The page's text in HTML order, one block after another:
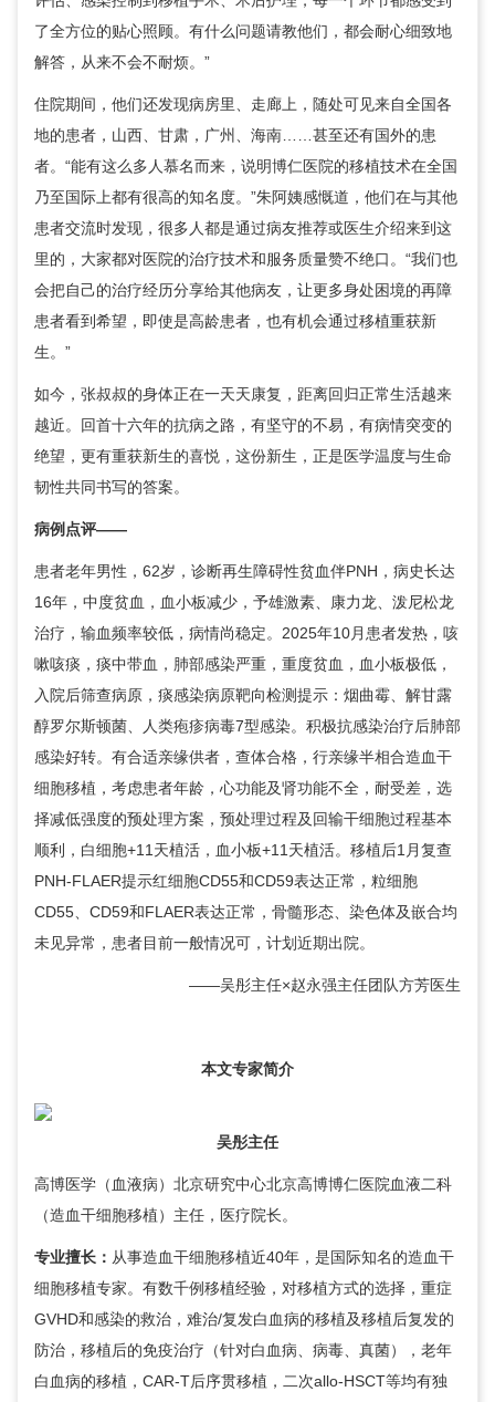
了全方位的贴心照顾。有什么问题请教他们，都会耐心细致地
解答，从来不会不耐烦。”
住院期间，他们还发现病房里、走廊上，随处可见来自全国各
地的患者，山西、甘肃，广州、海南……甚至还有国外的患
者。“能有这么多人慕名而来，说明博仁医院的移植技术在全国
乃至国际上都有很高的知名度。”朱阿姨感慨道，他们在与其他
患者交流时发现，很多人都是通过病友推荐或医生介绍来到这
里的，大家都对医院的治疗技术和服务质量赞不绝口。“我们也
会把自己的治疗经历分享给其他病友，让更多身处困境的再障
患者看到希望，即使是高龄患者，也有机会通过移植重获新
生。”
如今，张叔叔的身体正在一天天康复，距离回归正常生活越来
越近。回首十六年的抗病之路，有坚守的不易，有病情突变的
绝望，更有重获新生的喜悦，这份新生，正是医学温度与生命
韧性共同书写的答案。
病例点评——
患者老年男性，62岁，诊断再生障碍性贫血伴PNH，病史长达
16年，中度贫血，血小板减少，予雄激素、康力龙、泼尼松龙
治疗，输血频率较低，病情尚稳定。2025年10月患者发热，咳
嗽咳痰，痰中带血，肺部感染严重，重度贫血，血小板极低，
入院后筛查病原，痰感染病原靶向检测提示：烟曲霉、解甘露
醇罗尔斯顿菌、人类疱疹病毒7型感染。积极抗感染治疗后肺部
感染好转。有合适亲缘供者，查体合格，行亲缘半相合造血干
细胞移植，考虑患者年龄，心功能及肾功能不全，耐受差，选
择减低强度的预处理方案，预处理过程及回输干细胞过程基本
顺利，白细胞+11天植活，血小板+11天植活。移植后1月复查
PNH-FLAER提示红细胞CD55和CD59表达正常，粒细胞
CD55、CD59和FLAER表达正常，骨髓形态、染色体及嵌合均
未见异常，患者目前一般情况可，计划近期出院。
——吴彤主任×赵永强主任团队方芳医生
本文专家简介
吴彤主任
高博医学（血液病）北京研究中心北京高博博仁医院血液二科
（造血干细胞移植）主任，医疗院长。
专业擅长： 从事造血干细胞移植近40年，是国际知名的造血干
细胞移植专家。有数千例移植经验，对移植方式的选择，重症
GVHD和感染的救治，难治/复发白血病的移植及移植后复发的
防治，移植后的免疫治疗（针对白血病、病毒、真菌），老年
白血病的移植，CAR-T后序贯移植，二次allo-HSCT等均有独